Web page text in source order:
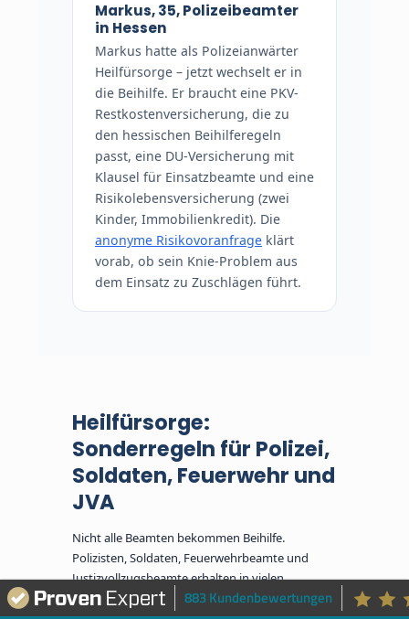
Markus, 35, Polizeibeamter
in Hessen
Markus hatte als Polizeianwärter
Heilfürsorge – jetzt wechselt er in
die Beihilfe. Er braucht eine PKV-
Restkostenversicherung, die zu
den hessischen Beihilferegeln
passt, eine DU-Versicherung mit
Klausel für Einsatzbeamte und eine
Risikolebensversicherung (zwei
Kinder, Immobilienkredit). Die
anonyme Risikovoranfrage klärt
vorab, ob sein Knie-Problem aus
dem Einsatz zu Zuschlägen führt.
Heilfürsorge:
Sonderregeln für Polizei,
Soldaten, Feuerwehr und
JVA
Nicht alle Beamten bekommen Beihilfe.
Polizisten, Soldaten, Feuerwehrbeamte und
Justizvollzugsbeamte erhalten in vielen
Bundesländern stattdessenHeilfürsorge– eine
883 Kundenbewertungen